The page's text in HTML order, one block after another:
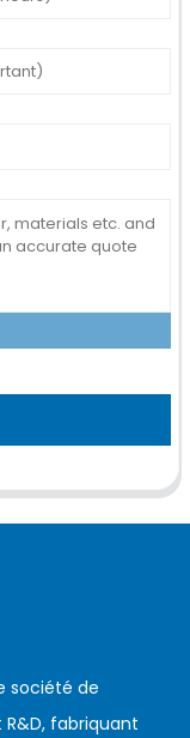
société de
fabriquant